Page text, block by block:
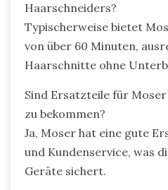
Haarschneiders?
Typischerweise bietet
von über 60 Minuten,
Haarschnitte ohne
Sind Ersatzteile für
zu bekommen?
Ja, Moser hat eine gute
und Kundenservice, was
Geräte sichert.